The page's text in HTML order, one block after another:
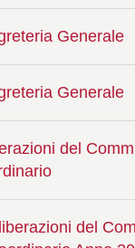
Generale
Generale
del
del